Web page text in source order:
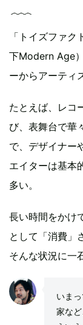
「トイズファ
下Modern Age
ーからアーティ
たとえば、レコ
び、表舞台で華
で、デザイナー
エイターは基本
多い。
長い時間をかけ
として「消費」
そんな状況に一
いま
家な